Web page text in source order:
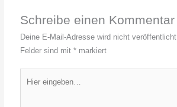
Schreibe einen Kommentar
Deine E-Mail-Adresse wird nicht veröffentlicht.
Felder sind mit* markiert
eingeben…